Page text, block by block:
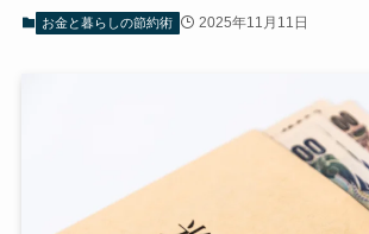
お金と暮らしの節約術 2025年11月11日